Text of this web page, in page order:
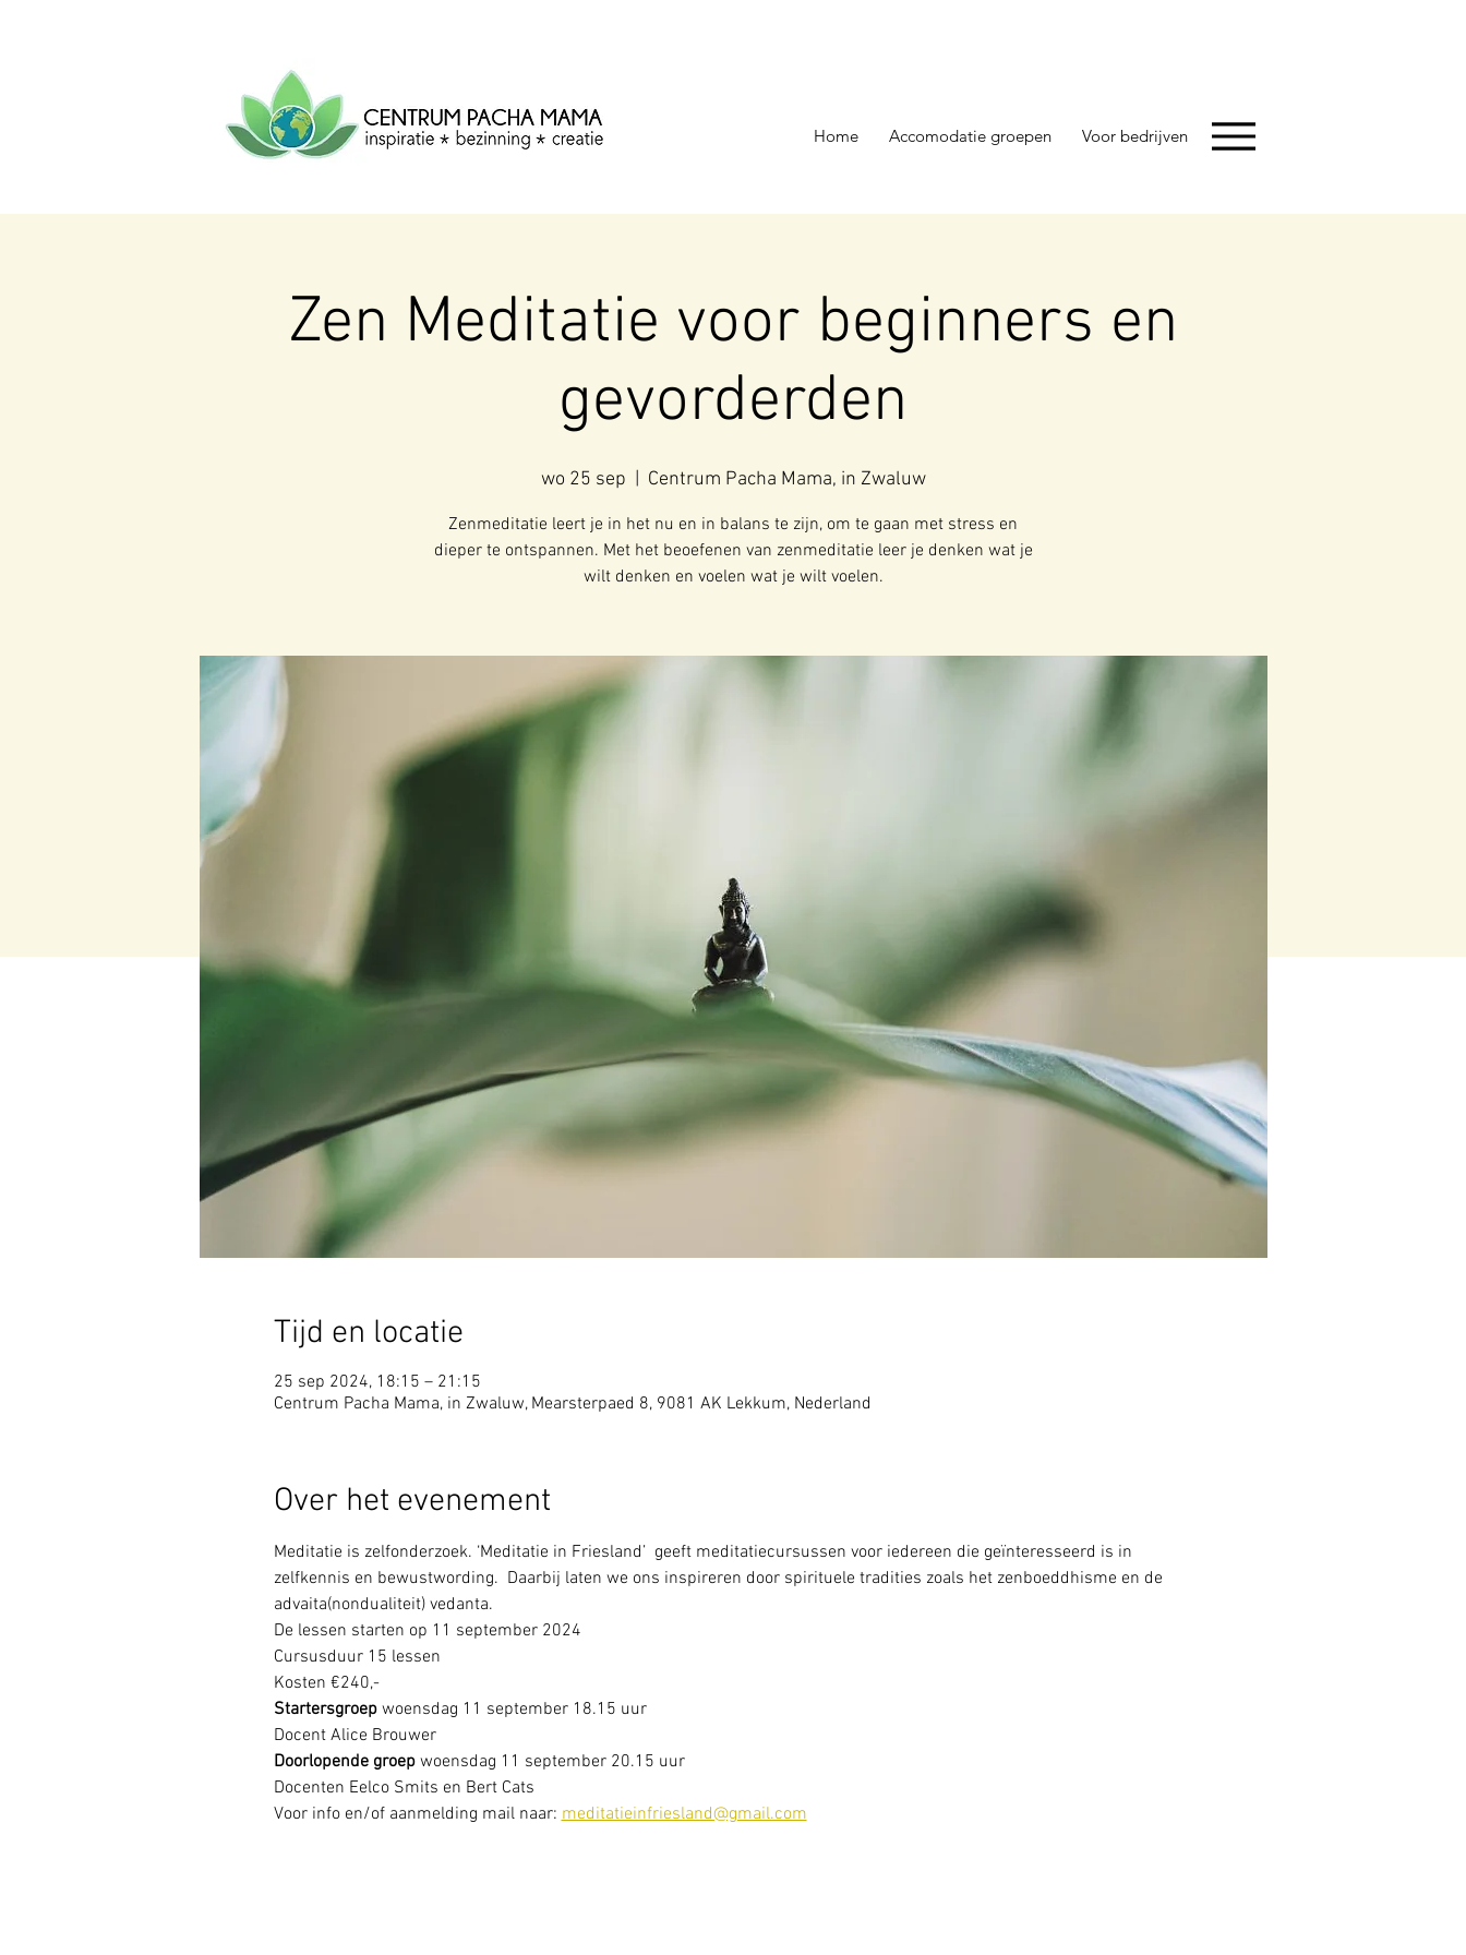
CENTRUM
PACHA
MAMA Centrum voor inspiratie, bezinning &
creatie.
Home Accomodatie groepen Voor bedrijven
Zen Meditatie voor beginners en
gevorderden
wo 25 sep Centrum Pacha Mama, in Zwaluw
Zenmeditatie leert je in het nu en in balans te zijn, om te gaan met stress en
dieper te ontspannen. Met het beoefenen van zenmeditatie leer je denken wat je
wilt denken en voelen wat je wilt voelen.
Tijd en locatie
25 sep 2024, 18:15 – 21:15
Centrum Pacha Mama, in Zwaluw, Mearsterpaed 8, 9081 AK Lekkum, Nederland
Over het evenement
Meditatie is zelfonderzoek. ‘Meditatie in Friesland’  geeft meditatiecursussen voor iedereen die geïnteresseerd is in
zelfkennis en bewustwording.  Daarbij laten we ons inspireren door spirituele tradities zoals het zenboeddhisme en de
advaita(nondualiteit) vedanta.
De lessen starten op 11 september 2024
Cursusduur 15 lessen
Kosten €240,-
Startersgroep woensdag 11 september 18.15 uur
Docent Alice Brouwer
Doorlopende groep woensdag 11 september 20.15 uur
Docenten Eelco Smits en Bert Cats
Voor info en/of aanmelding mail naar: meditatieinfriesland@gmail.com